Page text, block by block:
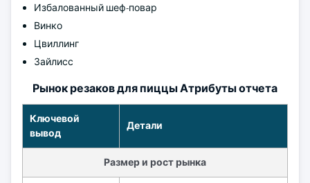
Избалованный шеф-повар
Винко
Цвиллинг
Зайлисс
Рынок резаков для пиццы Атрибуты отчета
Ключевой
вывод
Детали
Размер и рост рынка